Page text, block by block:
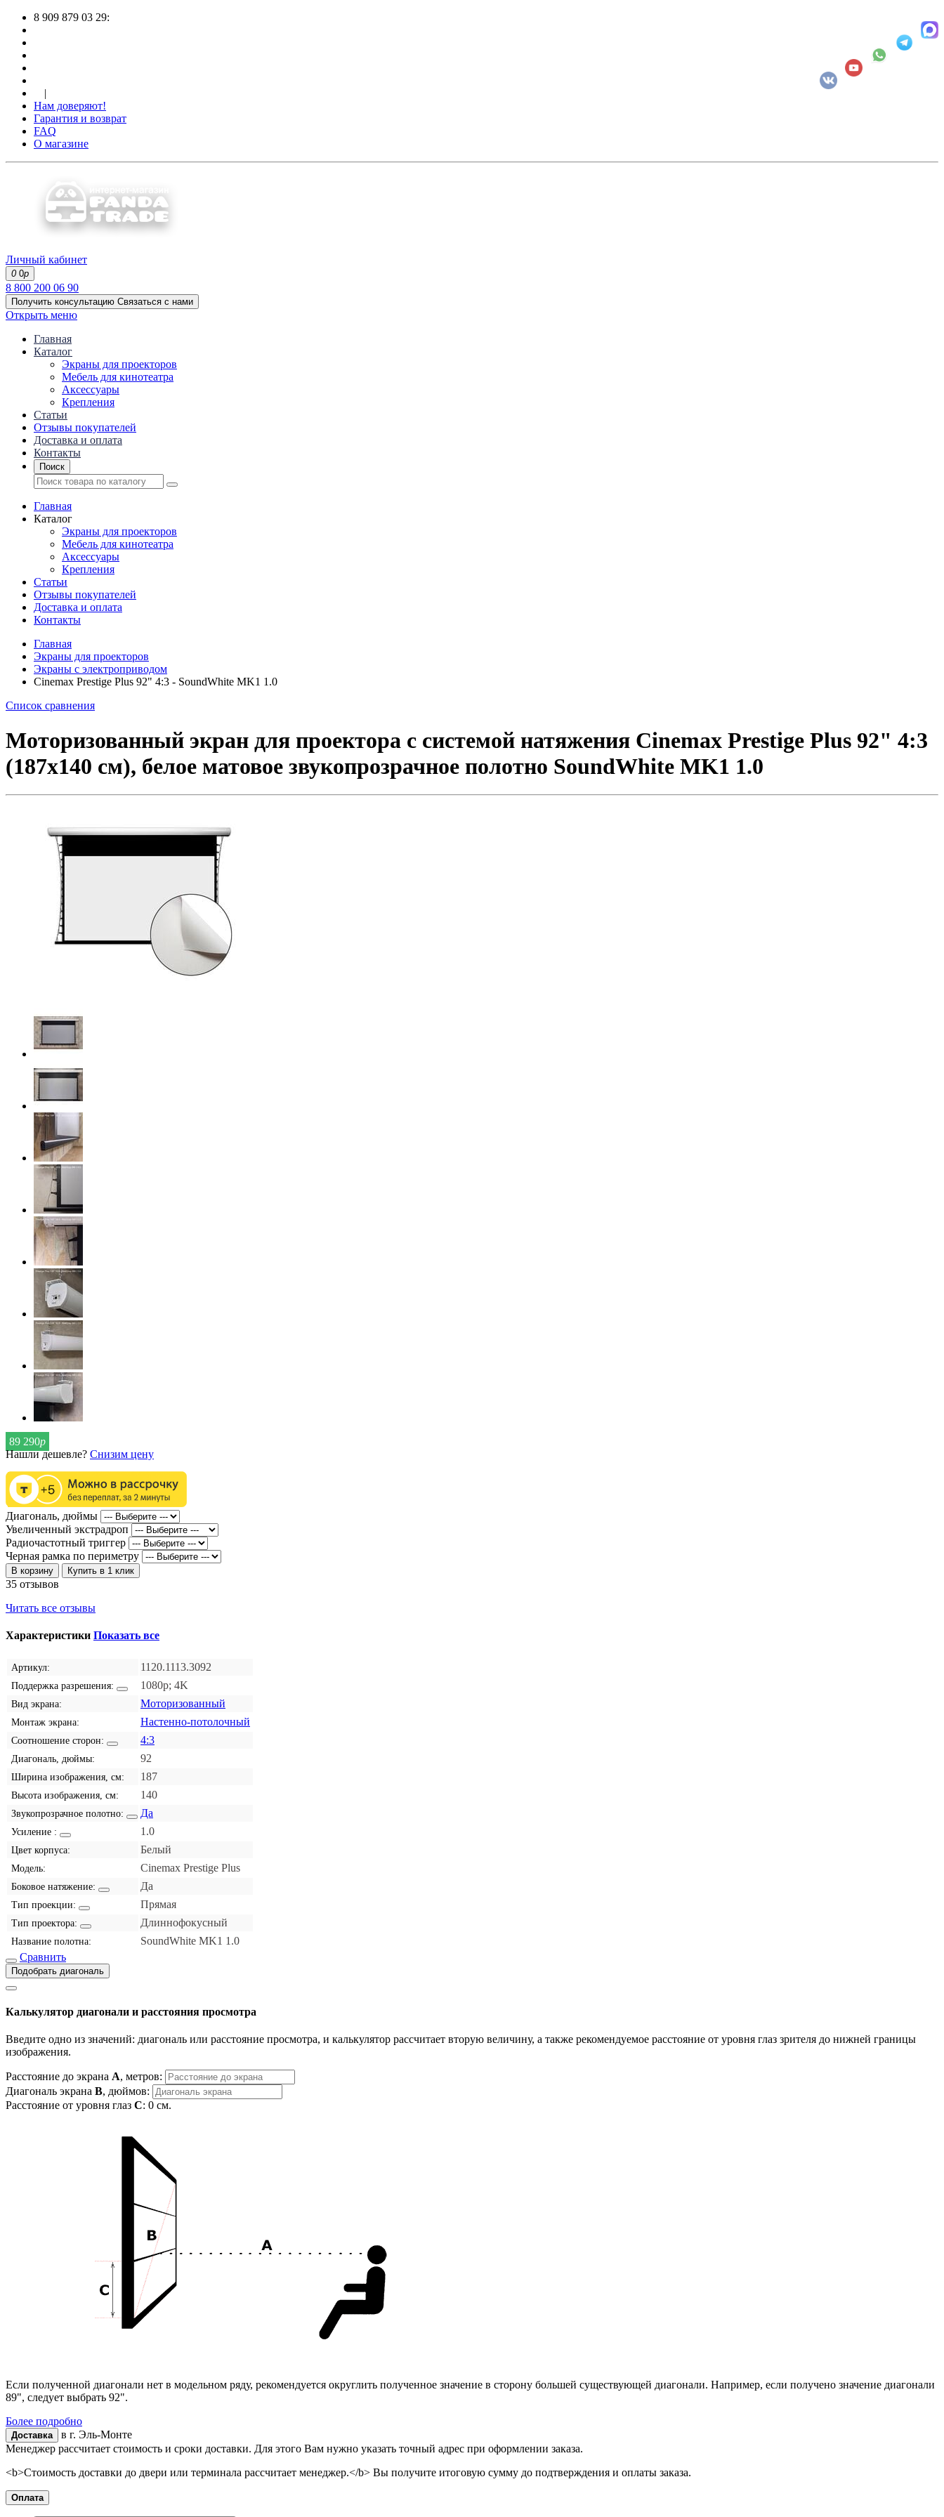
8 909 879 03 29:
|
Нам доверяют!
Гарантия и возврат
FAQ
О магазине
Личный кабинет
0 0р
8 800 200 06 90
Получить консультацию Связаться с нами
Открыть меню
Главная
Каталог
Экраны для проекторов
Mебель для кинотеатра
Аксессуары
Крепления
Статьи
Отзывы покупателей
Доставка и оплата
Контакты
Поиск
Главная
Каталог
Экраны для проекторов
Mебель для кинотеатра
Аксессуары
Крепления
Статьи
Отзывы покупателей
Доставка и оплата
Контакты
Главная
Экраны для проекторов
Экраны с электроприводом
Cinemax Prestige Plus 92" 4:3 - SoundWhite MK1 1.0
Список сравнения
Моторизованный экран для проектора с системой натяжения Cinemax Prestige Plus 92" 4:3
(187x140 см), белое матовое звукопрозрачное полотно SoundWhite MK1 1.0
89 290р
Нашли дешевле? Снизим цену
Диагональ, дюймы
Увеличенный экстрадроп
Радиочастотный триггер
Черная рамка по периметру
В корзину Купить в 1 клик
35 отзывов
Читать все отзывы
Характеристики Показать все
Артикул: 1120.1113.3092
Поддержка разрешения: 1080p; 4K
Вид экрана: Моторизованный
Монтаж экрана: Настенно-потолочный
Соотношение сторон: 4:3
Диагональ, дюймы: 92
Ширина изображения, см: 187
Высота изображения, см: 140
Звукопрозрачное полотно: Да
Усиление : 1.0
Цвет корпуса: Белый
Модель: Cinemax Prestige Plus
Боковое натяжение: Да
Тип проекции: Прямая
Тип проектора: Длиннофокусный
Название полотна:
SoundWhite MK1 1.0
Сравнить
Подобрать диагональ
Калькулятор диагонали и расстояния просмотра
Введите одно из значений: диагональ или расстояние просмотра, и калькулятор рассчитает вторую величину, а также рекомендуемое расстояние от уровня глаз зрителя до нижней границы
изображения.
Расстояние до экрана A, метров:
Диагональ экрана B, дюймов:
Расстояние от уровня глаз C: 0 см.
Если полученной диагонали нет в модельном ряду, рекомендуется округлить полученное значение в сторону большей существующей диагонали. Например, если получено значение диагонали
89", следует выбрать 92".
Более подробно
Доставка в г. Эль-Монте
Менеджер рассчитает стоимость и сроки доставки. Для этого Вам нужно указать точный адрес при оформлении заказа.
<b>Стоимость доставки до двери или терминала рассчитает менеджер.</b> Вы получите итоговую сумму до подтверждения и оплаты заказа.
Оплата